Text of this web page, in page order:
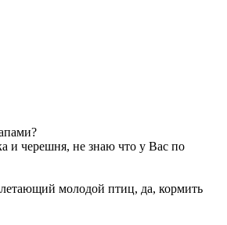
и черешня, не знаю что у Вас по
молодой птиц, да, кормить